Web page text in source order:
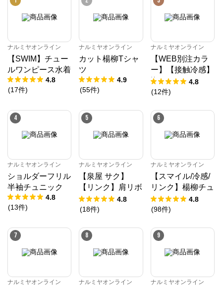
ナルミヤオンライン
【SWIM】チュー
ルワンピース水着
4.8
(17件)
ナルミヤオンライン
カット楊柳Tシャ
ツ
4.9
(55件)
ナルミヤオンライン
【WEB別注カラ
ー】【接触冷感】
海のいきものアッ
プリケ半袖Tシャ
4.8
(12件)
4
ナルミヤオンライン
ショルダーフリル
半袖チュニック
4.8
(13件)
5
ナルミヤオンライン
【泉屋 サク】
【リンク】肩リボ
ンフラワーキャッ
トワンピース
4.8
(18件)
6
ナルミヤオンライン
【スマイル/冷感/
リンク】楊柳チュ
ニック
4.8
(98件)
7
ナルミヤオンライン
8
ナルミヤオンライン
9
ナルミヤオンライン
ナルミヤオンライン
※外部サイトが開きます
ナルミヤオンライン からのコメント
ナルミヤオンライン公式通販ショップ。人気子供服メ
ゾピアノ、プティマイン、ラブトキシック、アナスイ